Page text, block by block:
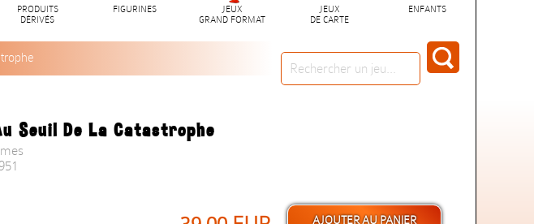
PRODUITS
DÉRIVÉS
FIGURINES
JEUX
GRAND FORMAT
JEUX
DE CARTE
ENFANTS
Seuil De La Catastrophe